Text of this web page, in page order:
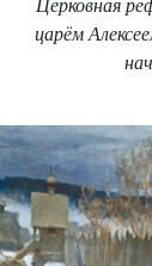
Церковная
царём